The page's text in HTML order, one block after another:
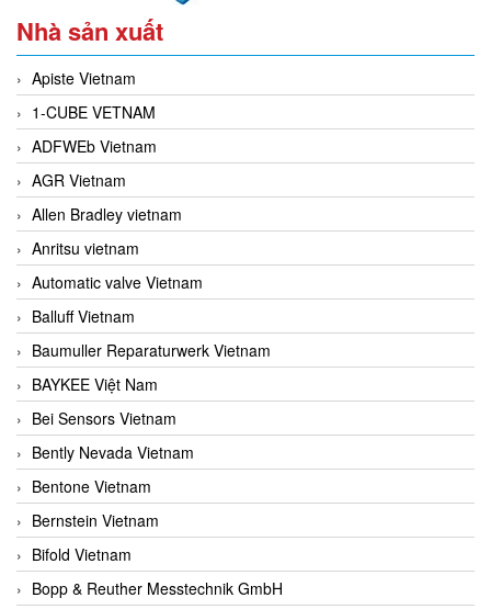
Nhà sản xuất
Apiste Vietnam
1-CUBE VETNAM
ADFWEb Vietnam
AGR Vietnam
Allen Bradley vietnam
Anritsu vietnam
Automatic valve Vietnam
Balluff Vietnam
Baumuller Reparaturwerk Vietnam
BAYKEE Việt Nam
Bei Sensors Vietnam
Bently Nevada Vietnam
Bentone Vietnam
Bernstein Vietnam
Bifold Vietnam
Bopp & Reuther Messtechnik GmbH